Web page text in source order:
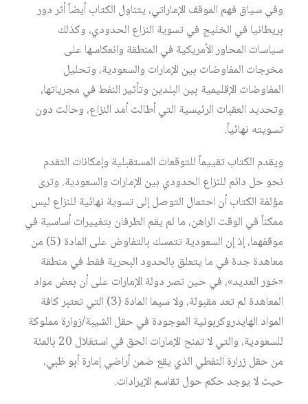
وفي سياق فهم الموقف الإماراتي، يتناول الكتاب أيضاً أثر دور
بريطانيا في الخليج في تسوية النزاع الحدودي، وكذلك
سياسات المحاور الأمريكية في المنطقة وانعكاسها على
مخرجات المفاوضات بين الإمارات والسعودية، وتحليل
المفاوضات الإقليمية بين البلدين وتأثير النفط في مجرياتها،
وتحديد العقبات الرئيسية التي أطالت أمد النزاع، وحالت دون
تسويته نهائياً.
ويقدم الكتاب تقييماً للتوقعات المستقبلية وإمكانات التقدم
نحو حل دائم للنزاع الحدودي بين الإمارات والسعودية. وترى
مؤلفة الكتاب أن احتمال التوصل إلى تسوية نهائية للنزاع ليس
ممكناً في الوقت الراهن، ما لم يقم الطرفان بتغييرات أساسية في
موقفهما، إذ إن السعودية تتمسك بالتفاوض على المادة (5) من
معاهدة جدة في ما يتعلق بالحدود البحرية فقط في منطقة
«خور العديد»، في حين تصر دولة الإمارات على أن بعض مواد
المعاهدة لم تعد مقبولة، ولا سيما المادة (3) التي تعتبر كافة
المواد الهايدروكربونية الموجودة في حقل الشيبة/زوارة مملوكة
للسعودية، والتي لا تمنح الإمارات الحق في استغلال 20 بالمئة
من حقل زرارة النفطي الذي يقع ضمن أراضي إمارة أبو ظبي،
حيث لا يوجد حكم حول تقاسم الإيرادات.